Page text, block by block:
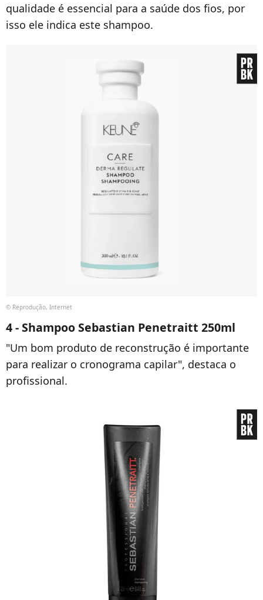
qualidade é essencial para a saúde dos fios, por
isso ele indica este shampoo.
© Reprodução, Internet
4 - Shampoo Sebastian Penetraitt 250ml
"Um bom produto de reconstrução é importante
para realizar o cronograma capilar", destaca o
profissional.